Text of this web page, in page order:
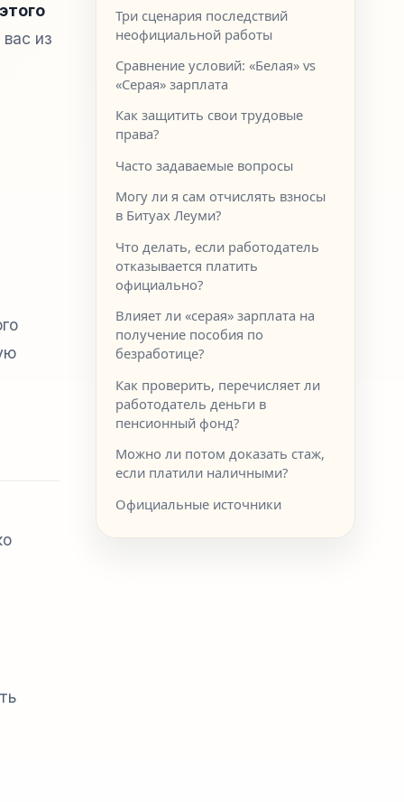
из
Три сценария последствий
неофициальной работы
Сравнение условий: «Белая» vs
«Серая» зарплата
Как защитить свои трудовые
права?
Часто задаваемые вопросы
Могу ли я сам отчислять взносы
в Битуах Леуми?
Что делать, если работодатель
отказывается платить
официально?
Влияет ли «серая» зарплата на
получение пособия по
безработице?
Как проверить, перечисляет ли
работодатель деньги в
пенсионный фонд?
Можно ли потом доказать стаж,
если платили наличными?
Официальные источники